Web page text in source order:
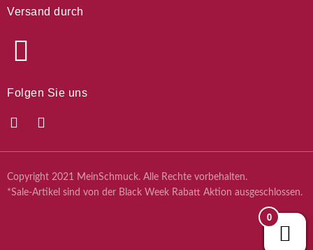
Versand durch
Folgen Sie uns
Copyright 2021 MeinSchmuck. Alle Rechte vorbehalten.
*Sale-Artikel sind von der Black Week Rabatt Aktion ausgeschlossen.
0